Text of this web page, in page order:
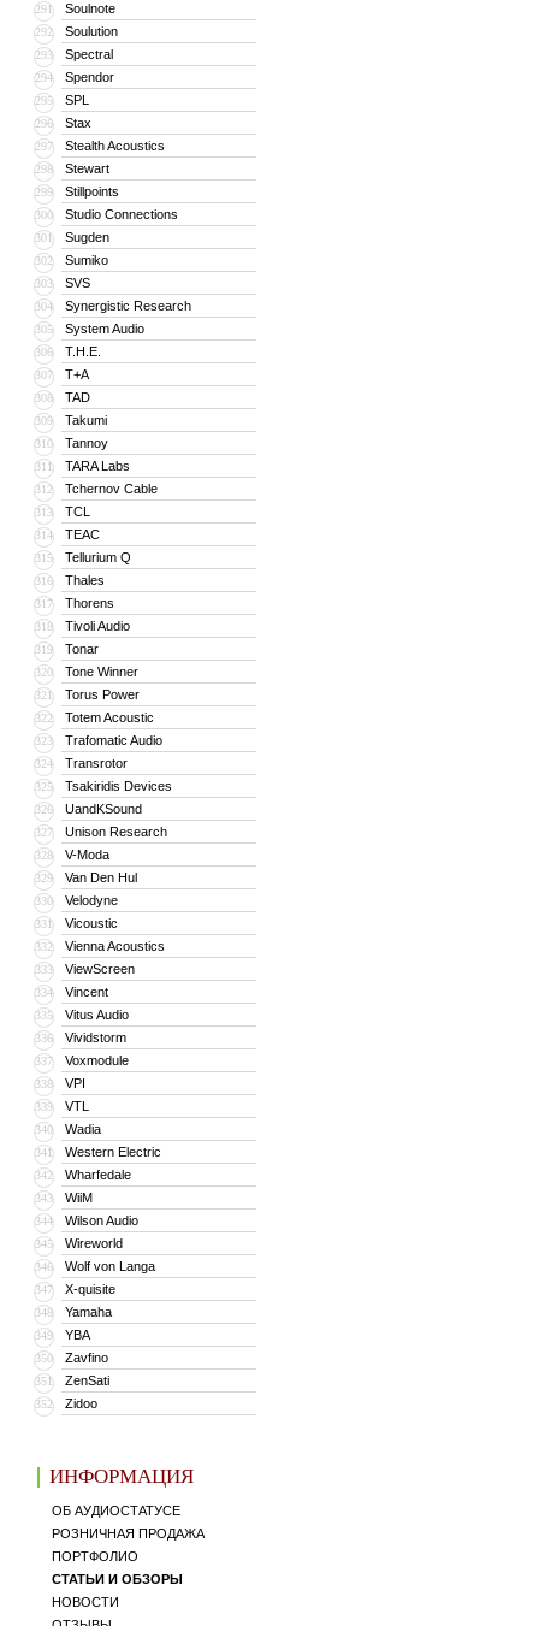
291 Soulnote
292 Soulution
293 Spectral
294 Spendor
295 SPL
296 Stax
297 Stealth Acoustics
298 Stewart
299 Stillpoints
300 Studio Connections
301 Sugden
302 Sumiko
303 SVS
304 Synergistic Research
305 System Audio
306 T.H.E.
307 T+A
308 TAD
309 Takumi
310 Tannoy
311 TARA Labs
312 Tchernov Cable
313 TCL
314 TEAC
315 Tellurium Q
316 Thales
317 Thorens
318 Tivoli Audio
319 Tonar
320 Tone Winner
321 Torus Power
322 Totem Acoustic
323 Trafomatic Audio
324 Transrotor
325 Tsakiridis Devices
326 UandKSound
327 Unison Research
328 V-Moda
329 Van Den Hul
330 Velodyne
331 Vicoustic
332 Vienna Acoustics
333 ViewScreen
334 Vincent
335 Vitus Audio
336 Vividstorm
337 Voxmodule
338 VPI
339 VTL
340 Wadia
341 Western Electric
342 Wharfedale
343 WiiM
344 Wilson Audio
345 Wireworld
346 Wolf von Langa
347 X-quisite
348 Yamaha
349 YBA
350 Zavfino
351 ZenSati
352 Zidoo
ИНФОРМАЦИЯ
ОБ АУДИОСТАТУСЕ
РОЗНИЧНАЯ ПРОДАЖА
ПОРТФОЛИО
СТАТЬИ И ОБЗОРЫ
НОВОСТИ